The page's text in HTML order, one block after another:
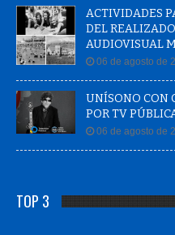
ACTIVIDADES
DEL
AUDIOVISUAL
06 de agosto de
UNÍSONO CON
POR TV
06 de agosto de
TOP 3